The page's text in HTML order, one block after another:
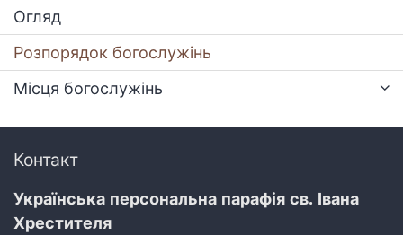
Огляд
Розпорядок богослужінь
Місця богослужінь
Контакт
Українська персональна парафія св. Івана
Хрестителя